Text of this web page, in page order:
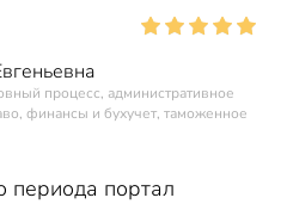
процесс, административное
финансы и бухучет, таможенное
периода портал